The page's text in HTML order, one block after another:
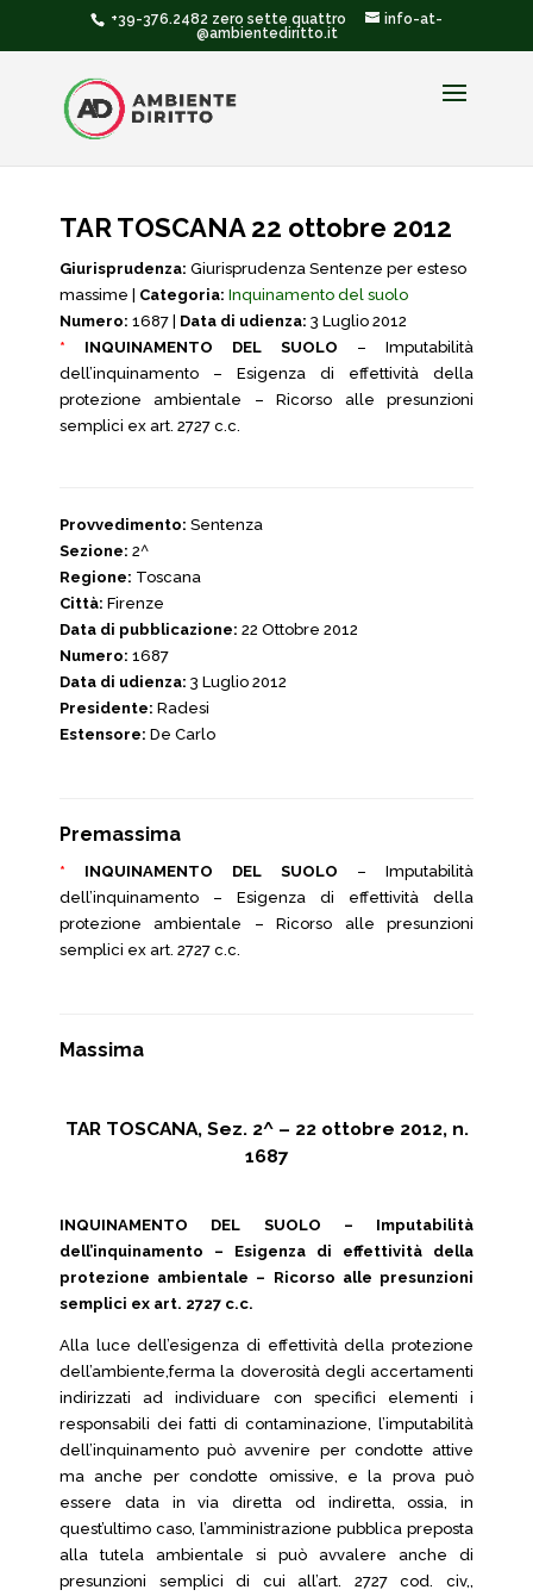
+39-376.2482 zero sette quattro
info-at-
@ambientediritto.it
TAR TOSCANA 22 ottobre 2012
Giurisprudenza: Giurisprudenza Sentenze per esteso
massime | Categoria: Inquinamento del suolo
Numero: 1687 | Data di udienza: 3 Luglio 2012
* INQUINAMENTO DEL SUOLO – Imputabilità
dell’inquinamento – Esigenza di effettività della
protezione ambientale – Ricorso alle presunzioni
semplici ex art. 2727 c.c.
Provvedimento: Sentenza
Sezione: 2^
Regione: Toscana
Città: Firenze
Data di pubblicazione: 22 Ottobre 2012
Numero: 1687
Data di udienza: 3 Luglio 2012
Presidente: Radesi
Estensore: De Carlo
Premassima
* INQUINAMENTO DEL SUOLO – Imputabilità
dell’inquinamento – Esigenza di effettività della
protezione ambientale – Ricorso alle presunzioni
semplici ex art. 2727 c.c.
Massima
TAR TOSCANA, Sez. 2^ – 22 ottobre 2012, n.
1687
INQUINAMENTO DEL SUOLO – Imputabilità
dell’inquinamento – Esigenza di effettività della
protezione ambientale – Ricorso alle presunzioni
semplici ex art. 2727 c.c.
Alla luce dell’esigenza di effettività della protezione
dell’ambiente,ferma la doverosità degli accertamenti
indirizzati ad individuare con specifici elementi i
responsabili dei fatti di contaminazione, l’imputabilità
dell’inquinamento può avvenire per condotte attive
ma anche per condotte omissive, e la prova può
essere data in via diretta od indiretta, ossia, in
quest’ultimo caso, l’amministrazione pubblica preposta
alla tutela ambientale si può avvalere anche di
presunzioni semplici di cui all’art. 2727 cod. civ,,